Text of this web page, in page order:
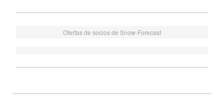
Ofertas de socios de Snow-Forecast